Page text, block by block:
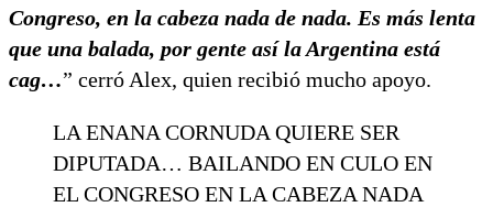
Congreso, en la cabeza nada de nada. Es más lenta
que una balada, por gente así la Argentina está
cag…” cerró Alex, quien recibió mucho apoyo.
LA ENANA CORNUDA QUIERE SER
DIPUTADA… BAILANDO EN CULO EN
EL CONGRESO EN LA CABEZA NADA